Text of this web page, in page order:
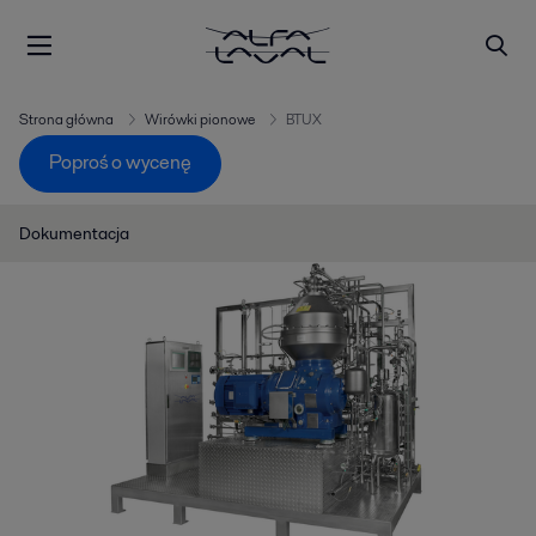
Strona główna Wirówki pionowe BTUX
Poproś o wycenę
Dokumentacja